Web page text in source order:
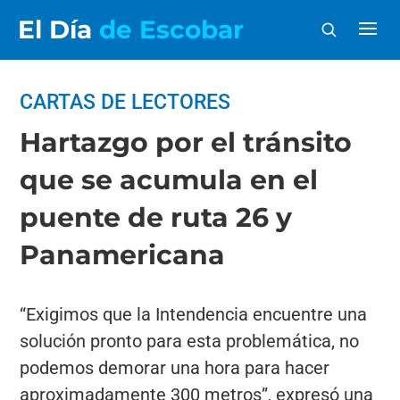
El Día de Escobar
CARTAS DE LECTORES
Hartazgo por el tránsito
que se acumula en el
puente de ruta 26 y
Panamericana
“Exigimos que la Intendencia encuentre una
solución pronto para esta problemática, no
podemos demorar una hora para hacer
aproximadamente 300 metros”, expresó una